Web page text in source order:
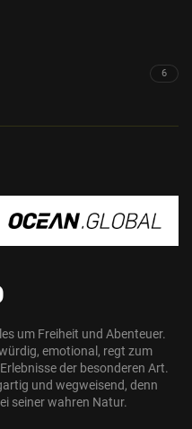
6
um Freiheit und Abenteuer.
emotional, regt zum
der besonderen Art.
und wegweisend, denn
seiner wahren Natur.